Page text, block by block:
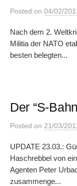
Posted on 04/02/
Nach dem 2.
Militia der NATO
besten belegten...
Der “S-
Posted on 21/03/
UPDATE 23.03.:
Haschrebbel von
Agenten Peter
zusammenge...